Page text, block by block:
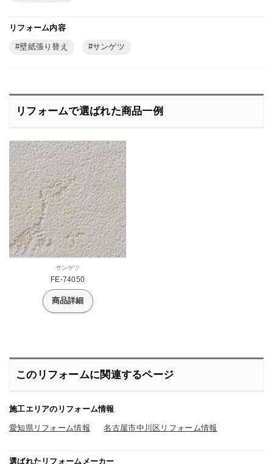
リフォーム内容
壁紙張り替え サンゲツ
リフォームで選ばれた商品一例
サンゲツ
FE-74050
商品詳細
このリフォームに関連するページ
施工エリアのリフォーム情報
愛知県リフォーム情報 名古屋市中川区リフォーム情報
選ばれたリフォームメーカー